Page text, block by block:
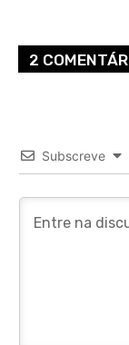
2
Subscreve